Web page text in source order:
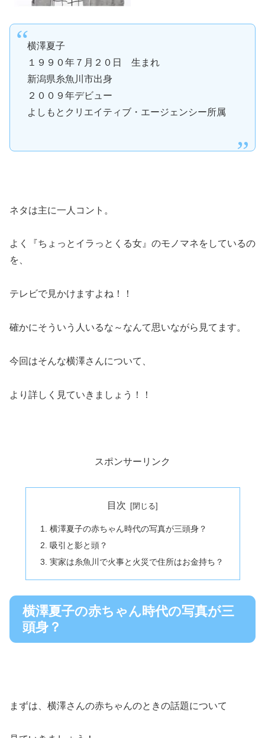
横澤夏子
１９９０年７月２０日 生まれ
新潟県糸魚川市出身
２００９年デビュー
よしもとクリエイティブ・エージェンシー所属
ネタは主に一人コント。
よく『ちょっとイラっとくる女』のモノマネをしているの
を、
テレビで見かけますよね！！
確かにそういう人いるな～なんて思いながら見てます。
今回はそんな横澤さんについて、
より詳しく見ていきましょう！！
スポンサーリンク
目次
横澤夏子の赤ちゃん時代の写真が三頭身？
吸引と影と頭？
実家は糸魚川で火事と火災で住所はお金持ち？
横澤夏子の赤ちゃん時代の写真が三
頭身？
まずは、横澤さんの赤ちゃんのときの話題について